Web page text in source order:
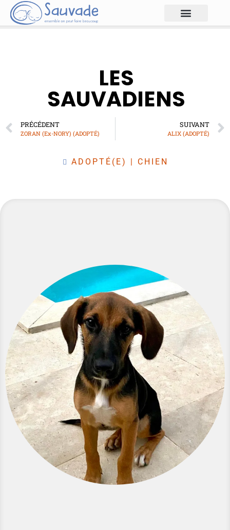
LES
SAUVADIENS
PRÉCÉDENT
ZORAN (Ex-NORY) (ADOPTÉ)
SUIVANT
ALIX (ADOPTÉ)
ADOPTÉ(E) | CHIEN